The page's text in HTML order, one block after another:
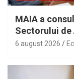
MAIA a
Sectorului de
6 august 2026